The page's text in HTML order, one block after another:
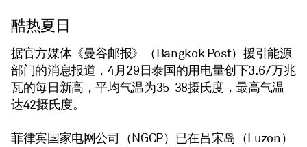
酷热夏日
据官方媒体《曼谷邮报》（Bangkok Post）援引能源
部门的消息报道，4月29日泰国的用电量创下3.67万兆
瓦的每日新高，平均气温为35-38摄氏度，最高气温
达42摄氏度。
菲律宾国家电网公司（NGCP）已在吕宋岛（Luzon）